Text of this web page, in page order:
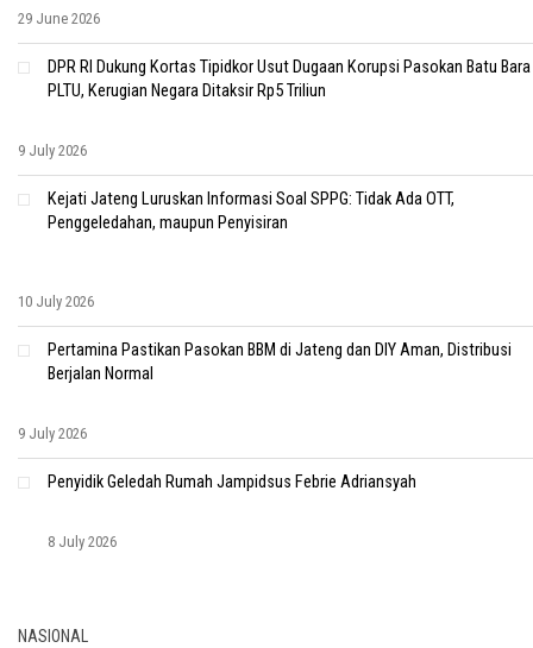
29 June 2026
DPR RI Dukung Kortas Tipidkor Usut Dugaan Korupsi Pasokan Batu Bara
PLTU, Kerugian Negara Ditaksir Rp5 Triliun
9 July 2026
Kejati Jateng Luruskan Informasi Soal SPPG: Tidak Ada OTT,
Penggeledahan, maupun Penyisiran
10 July 2026
Pertamina Pastikan Pasokan BBM di Jateng dan DIY Aman, Distribusi
Berjalan Normal
9 July 2026
Penyidik Geledah Rumah Jampidsus Febrie Adriansyah
8 July 2026
NASIONAL